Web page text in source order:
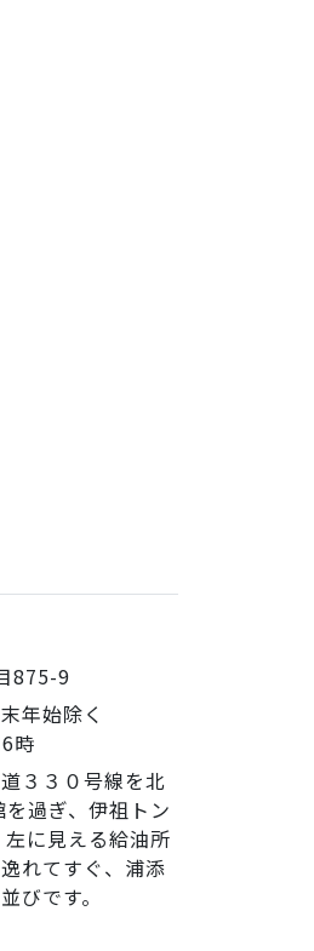
875-9
年始除く
時
３３０号線を北
過ぎ、伊祖トン
に見える給油所
れてすぐ、浦添
びです。